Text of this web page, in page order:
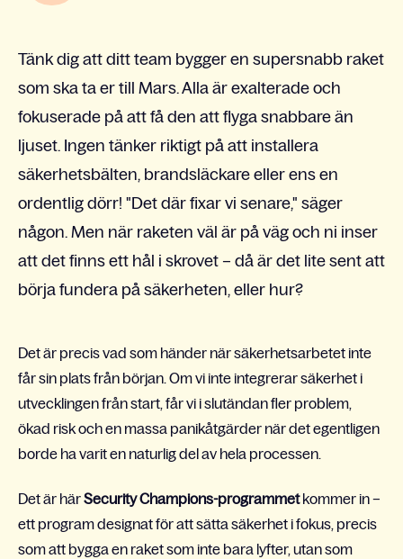
Tänk dig att ditt team bygger en supersnabb raket
som ska ta er till Mars. Alla är exalterade och
fokuserade på att få den att flyga snabbare än
ljuset. Ingen tänker riktigt på att installera
säkerhetsbälten, brandsläckare eller ens en
ordentlig dörr! "Det där fixar vi senare," säger
någon. Men när raketen väl är på väg och ni inser
att det finns ett hål i skrovet – då är det lite sent att
börja fundera på säkerheten, eller hur?
Det är precis vad som händer när säkerhetsarbetet inte
får sin plats från början. Om vi inte integrerar säkerhet i
utvecklingen från start, får vi i slutändan fler problem,
ökad risk och en massa panikåtgärder när det egentligen
borde ha varit en naturlig del av hela processen.
Det är härSecurity Champions-programmetkommer in –
ett program designat för att sätta säkerhet i fokus, precis
som att bygga en raket som inte bara lyfter, utan som